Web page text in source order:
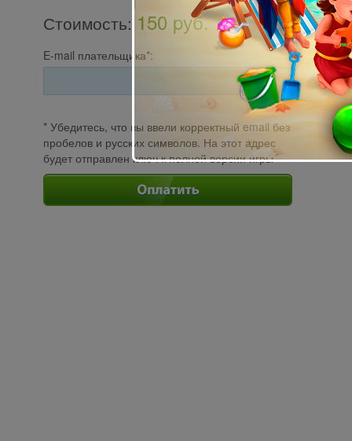
Стоимость: 150 pуб.
E-mail плательщика*:
* Убедитесь, что вы ввели корректный email без
пробелов и русских символов. На этот адрес
будет отправлен ключ к полной версии игры